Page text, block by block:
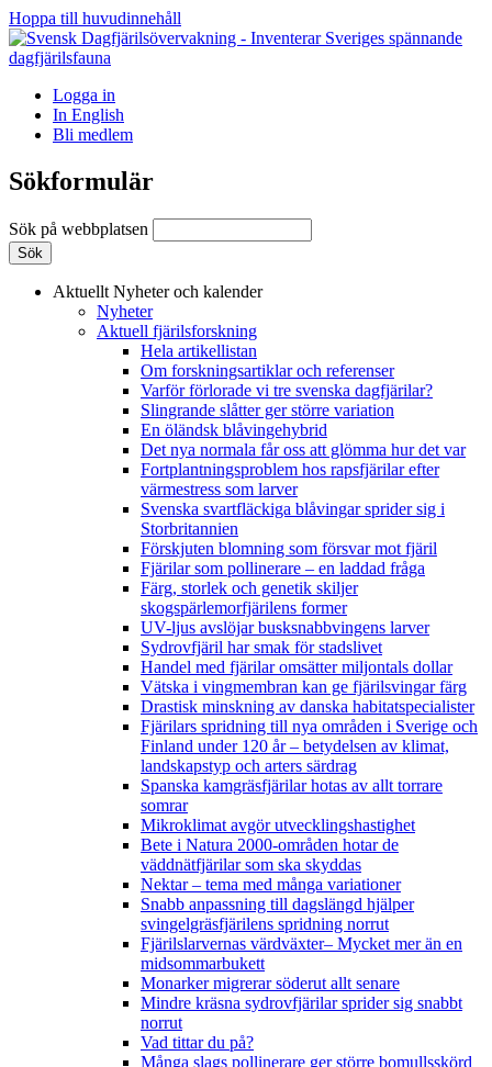
Hoppa till huvudinnehåll
Logga in
In English
Bli medlem
Sökformulär
Sök på webbplatsen
Aktuellt Nyheter och kalender
Nyheter
Aktuell fjärilsforskning
Hela artikellistan
Om forskningsartiklar och referenser
Varför förlorade vi tre svenska dagfjärilar?
Slingrande slåtter ger större variation
En öländsk blåvingehybrid
Det nya normala får oss att glömma hur det var
Fortplantningsproblem hos rapsfjärilar efter
värmestress som larver
Svenska svartfläckiga blåvingar sprider sig i
Storbritannien
Förskjuten blomning som försvar mot fjäril
Fjärilar som pollinerare – en laddad fråga
Färg, storlek och genetik skiljer
skogspärlemorfjärilens former
UV-ljus avslöjar busksnabbvingens larver
Sydrovfjäril har smak för stadslivet
Handel med fjärilar omsätter miljontals dollar
Vätska i vingmembran kan ge fjärilsvingar färg
Drastisk minskning av danska habitatspecialister
Fjärilars spridning till nya områden i Sverige och
Finland under 120 år– betydelsen av klimat,
landskapstyp och arters särdrag
Spanska kamgräsfjärilar hotas av allt torrare
somrar
Mikroklimat avgör utvecklingshastighet
Bete i Natura 2000-områden hotar de
väddnätfjärilar som ska skyddas
Nektar – tema med många variationer
Snabb anpassning till dagslängd hjälper
svingelgräsfjärilens spridning norrut
Fjärilslarvernas värdväxter– Mycket mer än en
midsommarbukett
Monarker migrerar söderut allt senare
Mindre kräsna sydrovfjärilar sprider sig snabbt
norrut
Vad tittar du på?
Många slags pollinerare ger större bomullsskörd